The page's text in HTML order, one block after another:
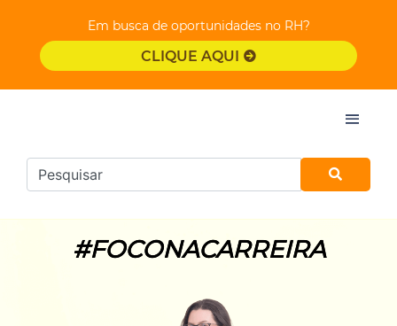
Em busca de oportunidades no RH?
CLIQUE AQUI
#FOCONACARREIRA